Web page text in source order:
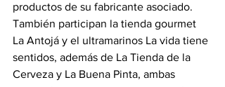
productos de su fabricante asociado.
También participan la tienda gourmet
La Antojá y el ultramarinos La vida tiene
sentidos, además de La Tienda de la
Cerveza y La Buena Pinta, ambas